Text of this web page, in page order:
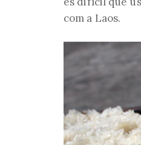
com a Laos.